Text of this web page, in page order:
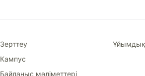
Зерттеу
Кампус
Байланыс мәліметтері
Ұйымдық